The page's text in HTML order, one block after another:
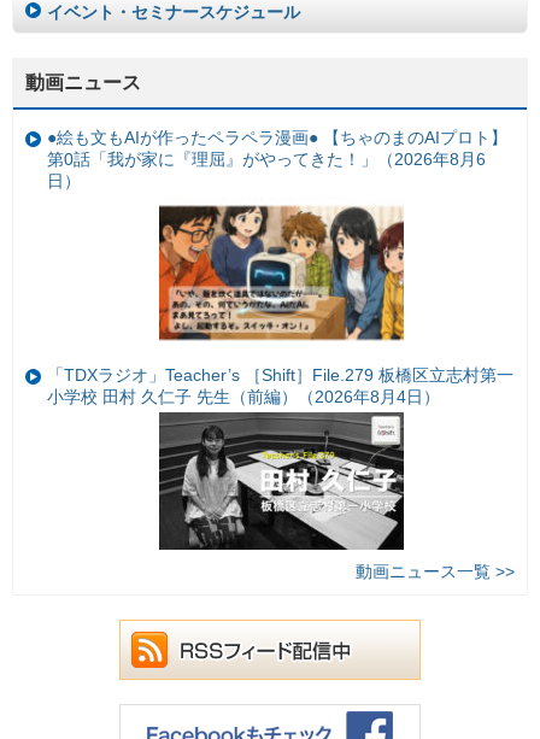
イベント・セミナースケジュール
動画ニュース
●絵も文もAIが作ったペラペラ漫画● 【ちゃのまのAIプロト】
第0話「我が家に『理屈』がやってきた！」（2026年8月6
日）
「TDXラジオ」Teacher’s ［Shift］File.279 板橋区立志村第一
小学校 田村 久仁子 先生（前編）（2026年8月4日）
動画ニュース一覧 >>